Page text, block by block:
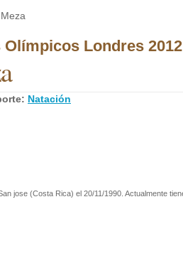
Londres
Natación
jose (Costa Rica) el 20/11/1990. Actualmente